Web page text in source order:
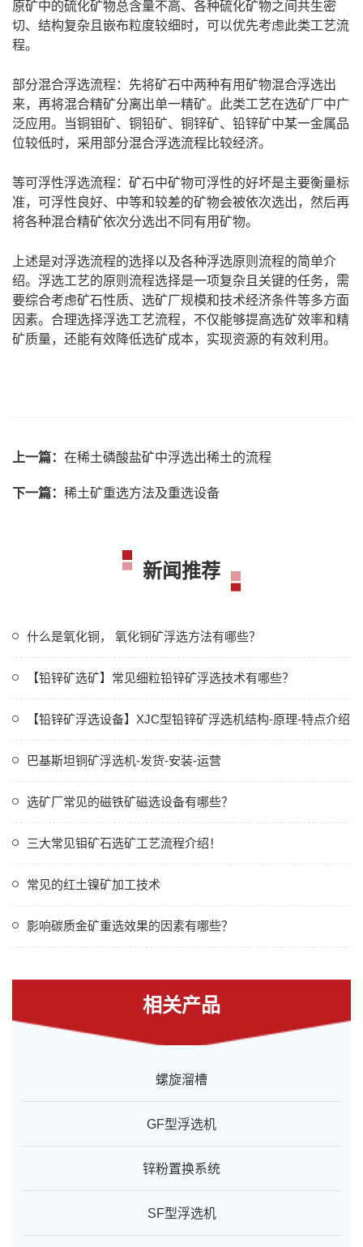
原矿中的硫化矿物总含量不高、各种硫化矿物之间共生密
切、结构复杂且嵌布粒度较细时，可以优先考虑此类工艺流
程。
部分混合浮选流程：先将矿石中两种有用矿物混合浮选出
来，再将混合精矿分离出单一精矿。此类工艺在选矿厂中广
泛应用。当铜钼矿、铜铅矿、铜锌矿、铅锌矿中某一金属品
位较低时，采用部分混合浮选流程比较经济。
等可浮性浮选流程：矿石中矿物可浮性的好坏是主要衡量标
准，可浮性良好、中等和较差的矿物会被依次选出，然后再
将各种混合精矿依次分选出不同有用矿物。
上述是对浮选流程的选择以及各种浮选原则流程的简单介
绍。浮选工艺的原则流程选择是一项复杂且关键的任务，需
要综合考虑矿石性质、选矿厂规模和技术经济条件等多方面
因素。合理选择浮选工艺流程，不仅能够提高选矿效率和精
矿质量，还能有效降低选矿成本，实现资源的有效利用。
上一篇： 在稀土磷酸盐矿中浮选出稀土的流程
下一篇： 稀土矿重选方法及重选设备
新闻推荐
什么是氧化铜， 氧化铜矿浮选方法有哪些？
【铅锌矿选矿】常见细粒铅锌矿浮选技术有哪些？
【铅锌矿浮选设备】XJC型铅锌矿浮选机结构-原理-特点介绍
巴基斯坦铜矿浮选机-发货-安装-运营
选矿厂常见的磁铁矿磁选设备有哪些？
三大常见钼矿石选矿工艺流程介绍！
常见的红土镍矿加工技术
影响碳质金矿重选效果的因素有哪些？
相关产品
螺旋溜槽
GF型浮选机
锌粉置换系统
SF型浮选机